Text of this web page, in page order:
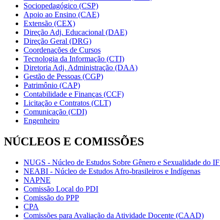
Sociopedagógico (CSP)
Apoio ao Ensino (CAE)
Extensão (CEX)
Direção Adj. Educacional (DAE)
Direção Geral (DRG)
Coordenações de Cursos
Tecnologia da Informação (CTI)
Diretoria Adj. Administração (DAA)
Gestão de Pessoas (CGP)
Patrimônio (CAP)
Contabilidade e Finanças (CCF)
Licitação e Contratos (CLT)
Comunicação (CDI)
Engenheiro
NÚCLEOS E COMISSÕES
NUGS - Núcleo de Estudos Sobre Gênero e Sexualidade do
NEABI - Núcleo de Estudos Afro-brasileiros e Indígenas
NAPNE
Comissão Local do PDI
Comissão do PPP
CPA
Comissões para Avaliação da Atividade Docente (CAAD)